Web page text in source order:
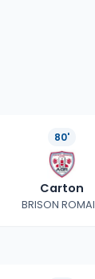
80'
Carton
BRISON